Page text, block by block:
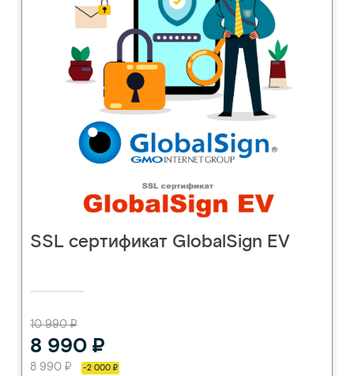
SSL сертификат GlobalSign EV
10 990 ₽
8 990 ₽
8 990 ₽ -2 000 ₽